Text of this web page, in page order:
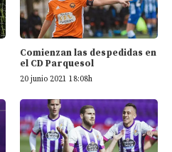
Comienzan las despedidas en
el CD Parquesol
20 junio 2021 18:08h